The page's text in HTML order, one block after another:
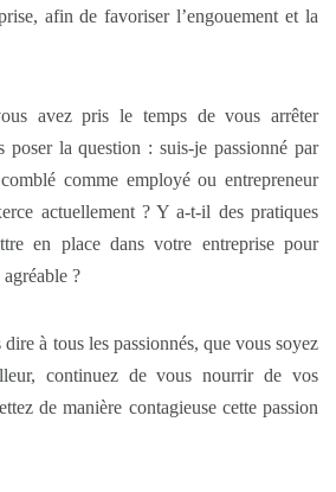
afin de favoriser l’engouement et la
avez pris le temps de vous arrêter
poser la question : suis-je passionné par
comme employé ou entrepreneur
actuellement ? Y a-t-il des pratiques
en place dans votre entreprise pour
?
à tous les passionnés, que vous soyez
continuez de vous nourrir de vos
de manière contagieuse cette passion